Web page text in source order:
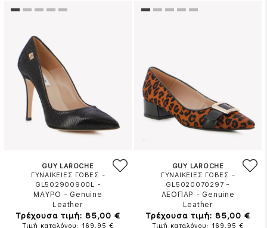
GUY LAROCHE
ΓΥΝΑΙΚΕΙΕΣ ΓΟΒΕΣ -
GL502900900L -
ΜΑΥΡΟ - Genuine
Leather
Τρέχουσα τιμή: 85,00 €
Τιμή καταλόγου: 169,95 €
GUY LAROCHE
ΓΥΝΑΙΚΕΙΕΣ ΓΟΒΕΣ -
GL5020070297 -
ΛΕΟΠΑΡ - Genuine
Leather
Τρέχουσα τιμή: 85,00 €
Τιμή καταλόγου: 169,95 €